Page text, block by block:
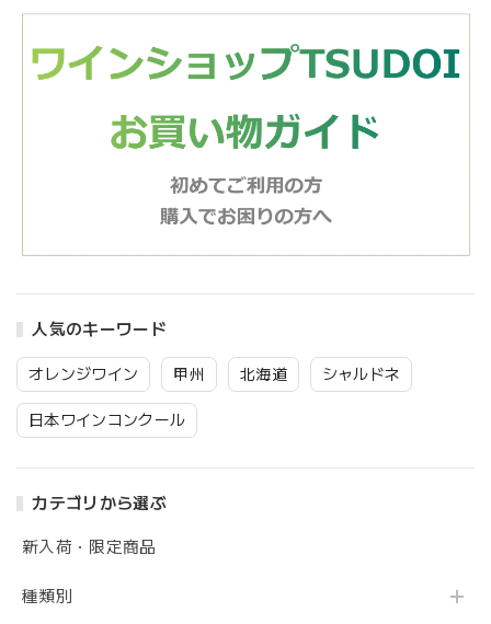
人気のキーワード
オレンジワイン 甲州 北海道 シャルドネ
日本ワインコンクール
カテゴリから選ぶ
新入荷・限定商品
種類別